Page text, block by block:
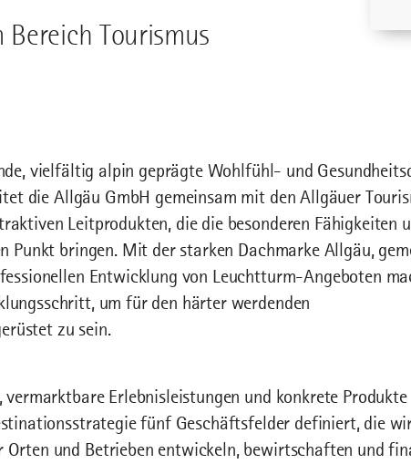
Tourismus
vielfältig alpin geprägte Wohlfühl- und
die Allgäu GmbH gemeinsam mit den Allgäuer
Leitprodukten, die die besonderen Fähigkeiten
Punkt bringen. Mit der starken Dachmarke Allgäu,
Entwicklung von Leuchtturm-Angeboten
um für den härter werdenden
zu sein.
Erlebnisleistungen und konkrete Produkte
fünf Geschäftsfelder definiert, die
und Betrieben entwickeln, bewirtschaften und